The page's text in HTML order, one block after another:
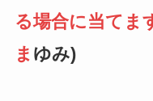
る場合に当てま
ま ゆみ)